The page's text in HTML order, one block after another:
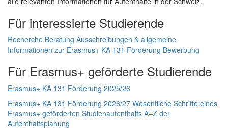
Für interessierte Studierende
Recherche Beratung Ausschreibungen & allgemeine
Informationen zur Erasmus+ KA 131 Förderung Bewerbung
Für Erasmus+ geförderte Studierende
Erasmus+ KA 131 Förderung 2025/26
Erasmus+ KA 131 Förderung 2026/27 Wesentliche Schritte eines
Erasmus+ geförderten Studienaufenthalts A–Z der
Aufenthaltsplanung